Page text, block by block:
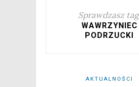
Sprawdzasz tag
WAWRZYNIEC
PODRZUCKI
AKTUALNOŚCI